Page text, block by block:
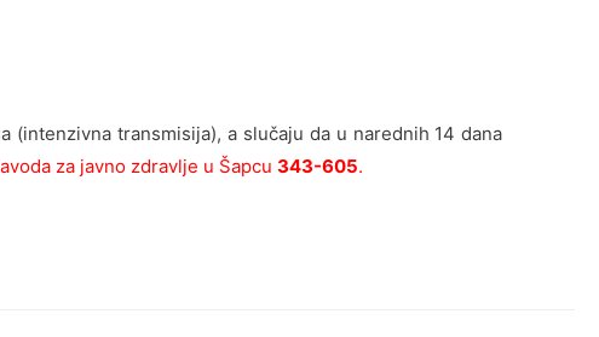
transmisija), a slučaju da u narednih 14 dana
za javno zdravlje u Šapcu 343-605.